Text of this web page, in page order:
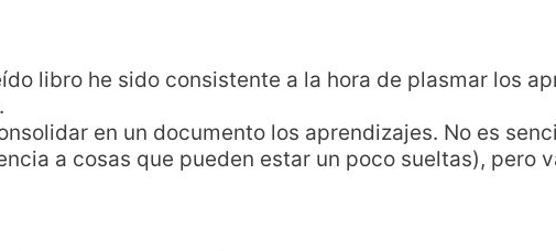
libro he sido consistente a la hora de plasmar los
en un documento los aprendizajes. No es
a cosas que pueden estar un poco sueltas), pero